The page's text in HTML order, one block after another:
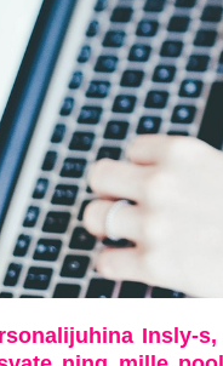
Insly-